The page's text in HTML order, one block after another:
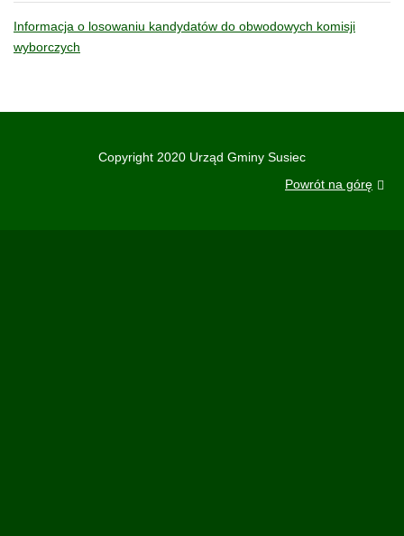
Informacja o losowaniu kandydatów do obwodowych komisji
wyborczych
Copyright 2020 Urząd Gminy Susiec
Powrót na górę